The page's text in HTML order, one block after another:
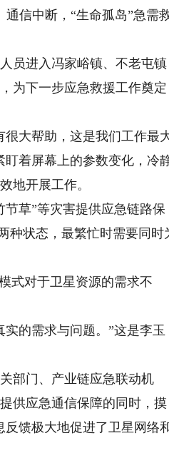
信中断，“生命孤岛”急需
员进入冯家峪镇、不老屯镇
为下一步应急救援工作奠定
大帮助，这是我们工作最
盯着屏幕上的参数变化，冷
地开展工作。
草”等灾害提供应急链路保
种状态，最繁忙时需要同时
式对于卫星资源的需求不
的需求与问题。”这是李玉
部门、产业链应急联动机
供应急通信保障的同时，摸
馈极大地促进了卫星网络